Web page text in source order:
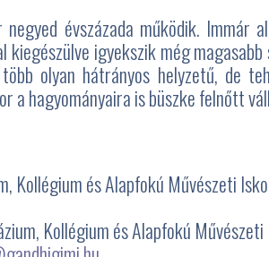
évszázada működik. Immár
igyekszik még
olyan hátrányos helyzetű, de
a hagyományaira is büszke felnőtt
Kollégium és Alapfokú Művészeti
Kollégium és Alapfokú Művészeti